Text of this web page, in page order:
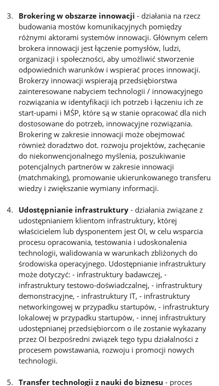
Brokering w obszarze innowacji - działania na rzecz
budowania mostów komunikacyjnych pomiędzy
różnymi aktorami systemów innowacji. Głównym celem
brokera innowacji jest łączenie pomysłów, ludzi,
organizacji i społeczności, aby umożliwić stworzenie
odpowiednich warunków i wspierać proces innowacji.
Brokerzy innowacji wspierają przedsiębiorstwa
zainteresowane nabyciem technologii / innowacyjnego
rozwiązania w identyfikacji ich potrzeb i łączeniu ich ze
start-upami i MŚP, które są w stanie opracować dla nich
dostosowane do potrzeb, innowacyjne rozwiązania.
Brokering w zakresie innowacji może obejmować
również doradztwo dot. rozwoju projektów, zachęcanie
do niekonwencjonalnego myślenia, poszukiwanie
potencjalnych partnerów w zakresie innowacji
(matchmaking), promowanie ukierunkowanego transferu
wiedzy i zwiększanie wymiany informacji.
Udostępnianie infrastruktury - działania związane z
udostępnianiem klientom infrastruktury, której
właścicielem lub dysponentem jest OI, w celu wsparcia
procesu opracowania, testowania i udoskonalenia
technologii, walidowania w warunkach zbliżonych do
środowiska operacyjnego. Udostępnianie infrastruktury
może dotyczyć: - infrastruktury badawczej, -
infrastruktury testowo-doświadczalnej, - infrastruktury
demonstracyjne, - infrastruktury IT, - infrastruktury
networkingowej w przypadku startupów, - infrastruktury
lokalowej w przypadku startupów, - innej infrastruktury
udostępnianej przedsiębiorcom o ile zostanie wykazany
przez OI bezpośredni związek tego typu działalności z
procesem powstawania, rozwoju i promocji nowych
technologii.
Transfer technologii z nauki do biznesu - proces